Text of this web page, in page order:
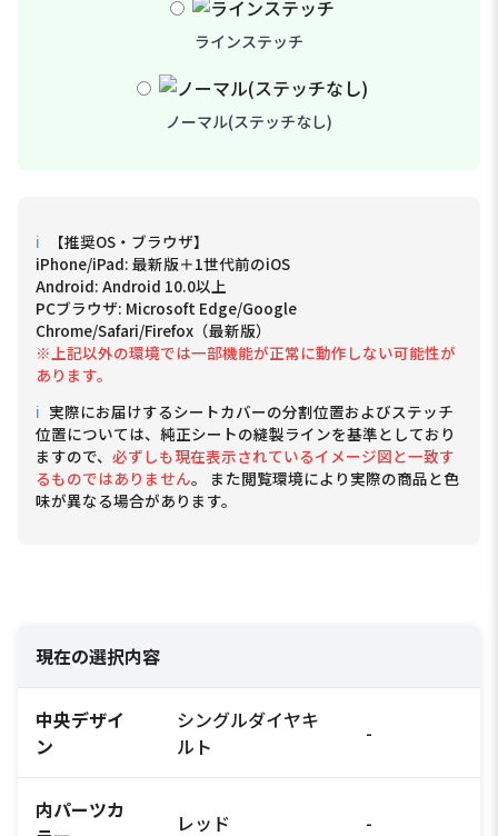
ラインステッチ
ノーマル(ステッチなし)
ℹ
【推奨OS・ブラウザ】
iPhone/iPad: 最新版＋1世代前のiOS
Android: Android 10.0以上
PCブラウザ: Microsoft Edge/Google
Chrome/Safari/Firefox（最新版）
※上記以外の環境では一部機能が正常に動作しない可能性が
あります。
ℹ 実際にお届けするシートカバーの分割位置およびステッチ
位置については、純正シートの縫製ラインを基準としており
ますので、 必ずしも現在表示されているイメージ図と一致す
るものではありません。 また閲覧環境により実際の商品と色
味が異なる場合があります。
現在の選択内容
中央デザイ
ン
シングルダイヤキ
ルト
-
内パーツカ
レッド -